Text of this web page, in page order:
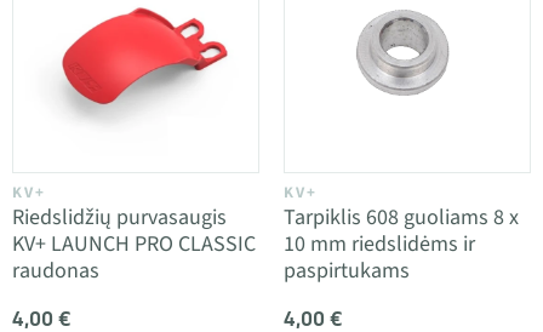
KV+
Riedslidžių purvasaugis
KV+ LAUNCH PRO CLASSIC
raudonas
4,00 €
KV+
Tarpiklis 608 guoliams 8 x
10 mm riedslidėms ir
paspirtukams
4,00 €